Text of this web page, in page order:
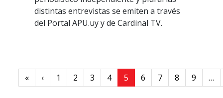
distintas entrevistas se emiten a través
del Portal APU.uy y de Cardinal TV.
Paginación
«First page
‹Previous page
1 2 3 4 5 6 7 8 9 …